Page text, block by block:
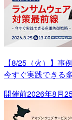
【8/25（火）】事
今すぐ実践できる
開催前2026年8月